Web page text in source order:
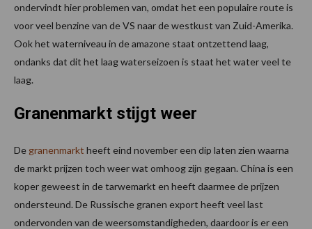
ondervindt hier problemen van, omdat het een populaire route is
voor veel benzine van de VS naar de westkust van Zuid-Amerika.
Ook het waterniveau in de amazone staat ontzettend laag,
ondanks dat dit het laag waterseizoen is staat het water veel te
laag.
Granenmarkt stijgt weer
De granenmarkt heeft eind november een dip laten zien waarna
de markt prijzen toch weer wat omhoog zijn gegaan. China is een
koper geweest in de tarwemarkt en heeft daarmee de prijzen
ondersteund. De Russische granen export heeft veel last
ondervonden van de weersomstandigheden, daardoor is er een